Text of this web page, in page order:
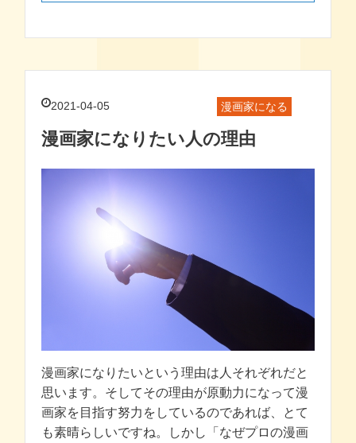
2021-04-05 漫画家になる
漫画家になりたい人の理由
漫画家になりたいという理由は人それぞれだと
思います。そしてその理由が原動力になって漫
画家を目指す努力をしているのであれば、とて
も素晴らしいですね。しかし「なぜプロの漫画